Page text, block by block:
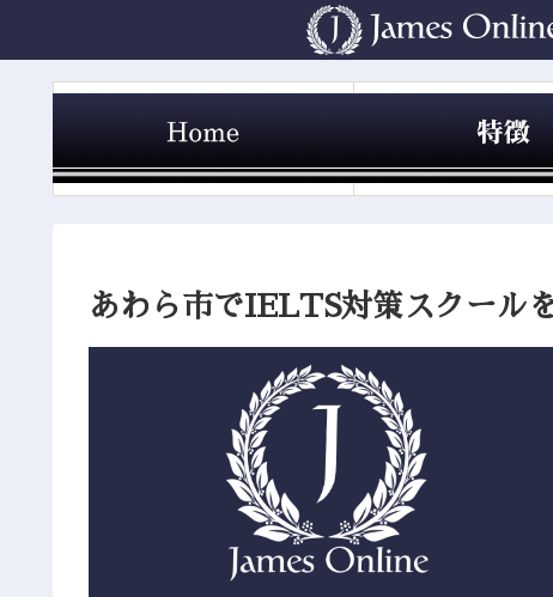
あわら市でIELTS対策スクール